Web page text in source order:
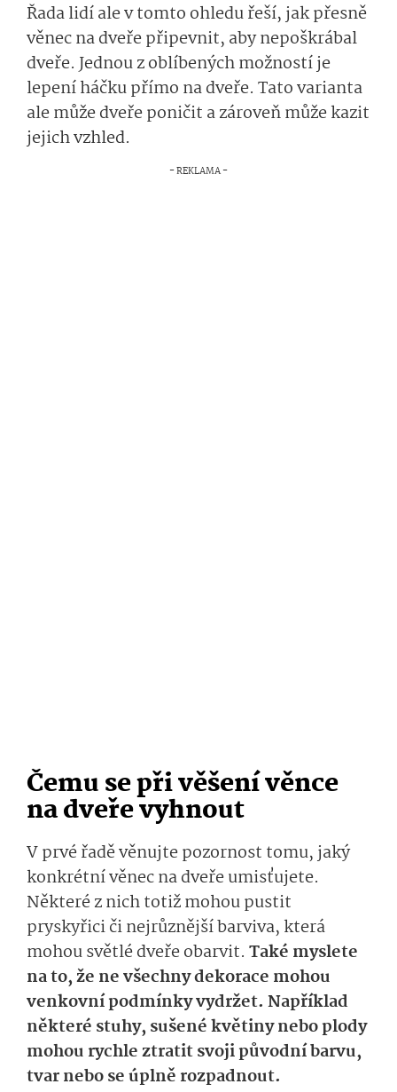
Řada lidí ale v tomto ohledu řeší, jak přesně
věnec na dveře připevnit, aby nepoškrábal
dveře. Jednou z oblíbených možností je
lepení háčku přímo na dveře. Tato varianta
ale může dveře poničit a zároveň může kazit
jejich vzhled.
Čemu se při věšení věnce
na dveře vyhnout
V prvé řadě věnujte pozornost tomu, jaký
konkrétní věnec na dveře umisťujete.
Některé z nich totiž mohou pustit
pryskyřici či nejrůznější barviva, která
mohou světlé dveře obarvit. Také myslete
na to, že ne všechny dekorace mohou
venkovní podmínky vydržet. Například
některé stuhy, sušené květiny nebo plody
mohou rychle ztratit svoji původní barvu,
tvar nebo se úplně rozpadnout.